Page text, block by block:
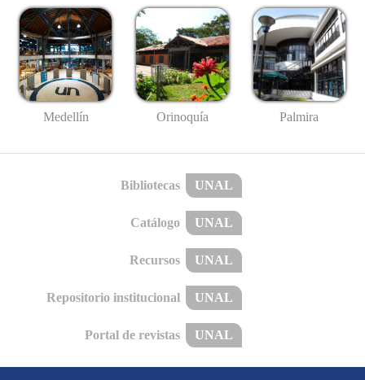
Medellín Orinoquía Palmira
Bibliotecas UNAL
Catálogo UNAL
Recursos UNAL
Repositorio institucional UNAL
Portal de revistas UNAL